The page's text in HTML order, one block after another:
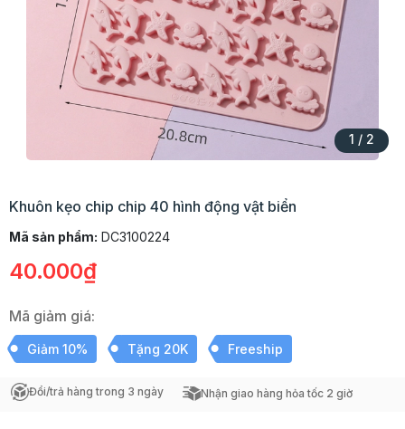
1 / 2
Khuôn kẹo chip chip 40 hình động vật biển
Mã sản phẩm: DC3100224
40.000₫
Mã giảm giá:
Giảm 10% Tặng 20K Freeship
Đổi/trả hàng trong 3 ngày Nhận giao hàng hỏa tốc 2 giờ